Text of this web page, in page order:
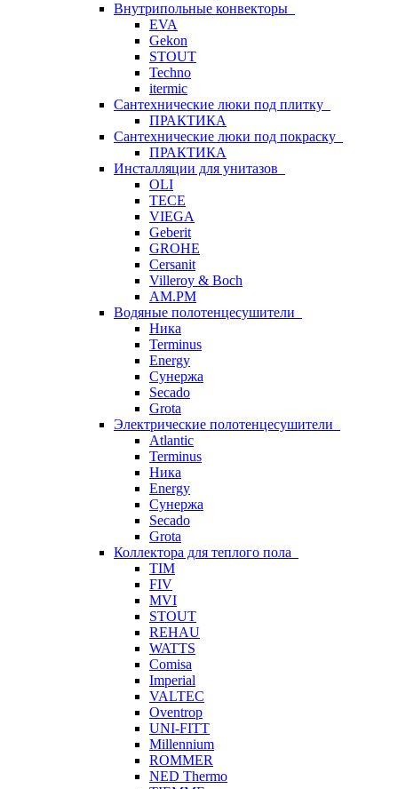
Внутрипольные конвекторы
EVA
Gekon
STOUT
Techno
itermic
Сантехнические люки под плитку
ПРАКТИКА
Сантехнические люки под покраску
ПРАКТИКА
Инсталляции для унитазов
OLI
TECE
VIEGA
Geberit
GROHE
Cersanit
Villeroy & Boch
AM.PM
Водяные полотенцесушители
Ника
Terminus
Energy
Сунержа
Secado
Grota
Электрические полотенцесушители
Atlantic
Terminus
Ника
Energy
Сунержа
Secado
Grota
Коллектора для теплого пола
TIM
FIV
MVI
STOUT
REHAU
WATTS
Comisa
Imperial
VALTEC
Oventrop
UNI-FITT
Millennium
ROMMER
NED Thermo